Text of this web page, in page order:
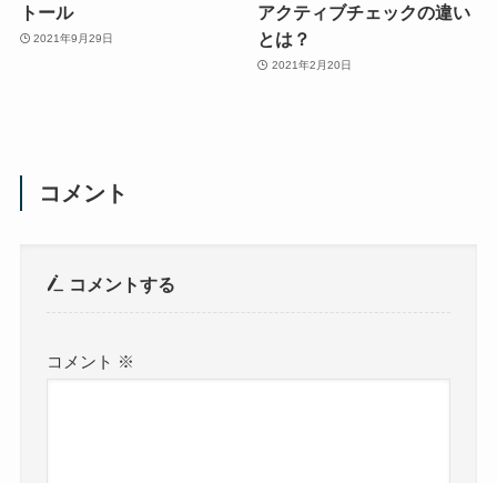
トール
2021年9月29日
アクティブチェックの違い
とは？
2021年2月20日
コメント
コメントする
コメント ※